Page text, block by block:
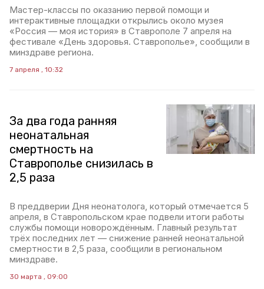
Мастер-классы по оказанию первой помощи и
интерактивные площадки открылись около музея
«Россия — моя история» в Ставрополе 7 апреля на
фестивале «День здоровья. Ставрополье», сообщили в
минздраве региона.
7 апреля , 10:32
За два года ранняя
неонатальная
смертность на
Ставрополье снизилась в
2,5 раза
В преддверии Дня неонатолога, который отмечается 5
апреля, в Ставропольском крае подвели итоги работы
службы помощи новорождённым. Главный результат
трёх последних лет — снижение ранней неонатальной
смертности в 2,5 раза, сообщили в региональном
минздраве.
30 марта , 09:00